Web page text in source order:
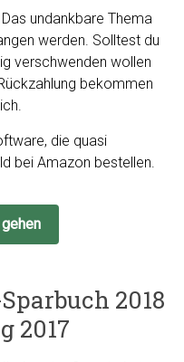
undankbare Thema
werden. Solltest du
verschwenden wollen
bekommen
die quasi
bei Amazon bestellen.
2018
2017